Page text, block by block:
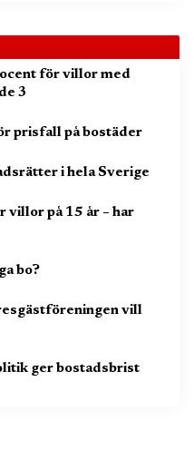
för villor med
3
prisfall på bostäder
i hela Sverige
villor på 15 år – har
bo?
vill
ger bostadsbrist